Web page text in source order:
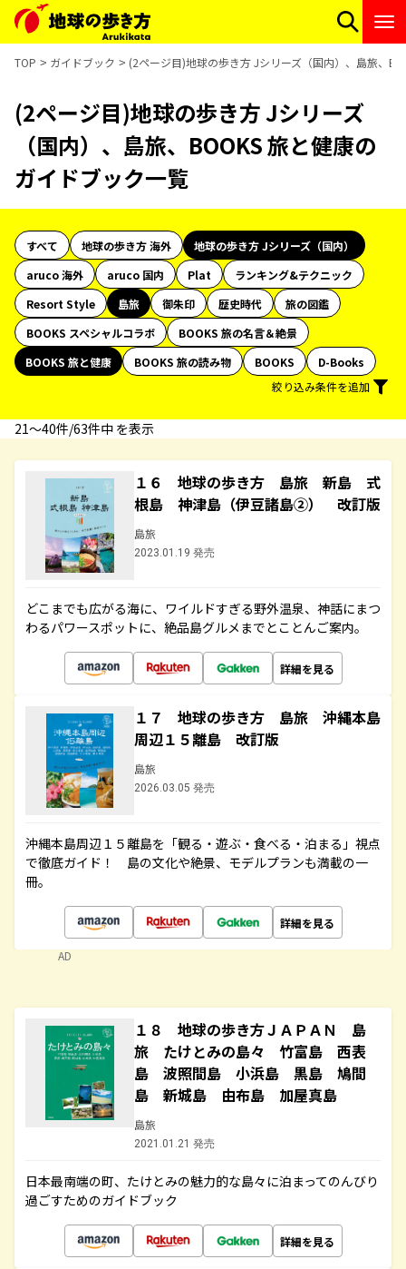
TOP ガイドブック (2ページ目)地球の歩き方 Jシリーズ（国内）、島旅、
(2ページ目)地球の歩き方 Jシリーズ
（国内）、島旅、BOOKS 旅と健康の
ガイドブック一覧
すべて 地球の歩き方 海外
地球の歩き方 Jシリーズ（国内）
aruco 海外
aruco 国内 Plat
ランキング&テクニック
Resort Style
島旅 御朱印 歴史時代
旅の図鑑
BOOKS スペシャルコラボ
BOOKS 旅の名言＆絶景
BOOKS 旅と健康
BOOKS 旅の読み物 BOOKS
D-Books
絞り込み条件を追加
21〜40件/63件中 を表示
１６ 地球の歩き方 島旅 新島 式
根島 神津島（伊豆諸島②） 改訂版
島旅
2023.01.19 発売
どこまでも広がる海に、ワイルドすぎる野外温泉、神話にまつ
わるパワースポットに、絶品島グルメまでとことんご案内。
詳細を見る
１７ 地球の歩き方 島旅 沖縄本島
周辺１５離島 改訂版
島旅
2026.03.05 発売
沖縄本島周辺１５離島を「観る・遊ぶ・食べる・泊まる」視点
で徹底ガイド！ 島の文化や絶景、モデルプランも満載の一
冊。
詳細を見る
AD
１８ 地球の歩き方ＪＡＰＡＮ 島
旅 たけとみの島々 竹富島 西表
島 波照間島 小浜島 黒島 鳩間
島 新城島 由布島 加屋真島
島旅
2021.01.21 発売
日本最南端の町、たけとみの魅力的な島々に泊まってのんびり
過ごすためのガイドブック
詳細を見る